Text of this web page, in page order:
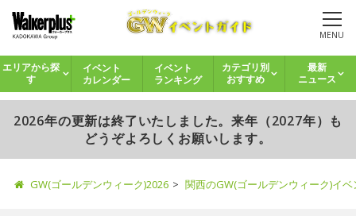
MENU
エリアから探
す
イベント
カレンダー
イベント
ランキング
カテゴリ別
おすすめ
最新
ニュース
2026年の更新は終了いたしました。来年（2027年）も
どうぞよろしくお願いします。
GW(ゴールデンウィーク)2026 関西のGW(ゴールデンウィーク)イ